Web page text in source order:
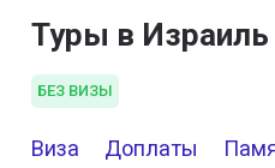
Туры в Израиль
БЕЗ ВИЗЫ
Виза Доплаты